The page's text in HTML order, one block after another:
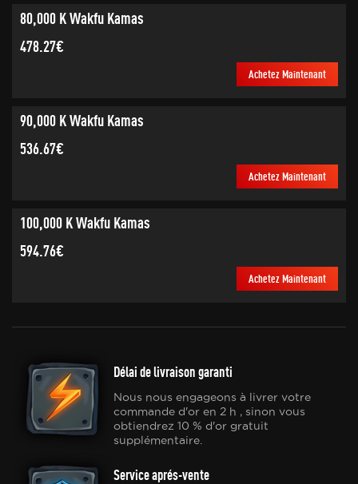
80,000 K Wakfu Kamas
478.27€
Achetez Maintenant
90,000 K Wakfu Kamas
536.67€
Achetez Maintenant
100,000 K Wakfu Kamas
594.76€
Achetez Maintenant
Délai de livraison garanti
Nous nous engageons à livrer votre
commande d'or en 2 h , sinon vous
obtiendrez 10 % d'or gratuit
supplémentaire.
Service aprés-vente